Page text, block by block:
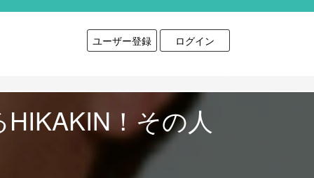
ユーザー登録 ログイン
！その人